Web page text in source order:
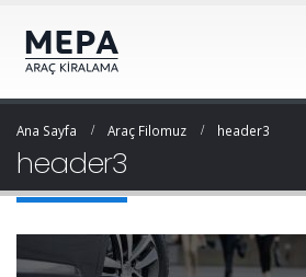
Ana Sayfa Araç Filomuz header3
header3